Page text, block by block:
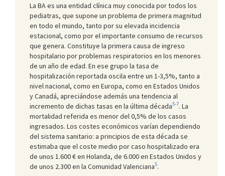
La BA es una entidad clínica muy conocida por todos los
pediatras, que supone un problema de primera magnitud
en todo el mundo, tanto por su elevada incidencia
estacional, como por el importante consumo de recursos
que genera. Constituye la primera causa de ingreso
hospitalario por problemas respiratorios en los menores
de un año de edad. En ese grupo la tasa de
hospitalización reportada oscila entre un 1-3,5%, tanto a
nivel nacional, como en Europa, como en Estados Unidos
y Canadá, apreciándose además una tendencia al
incremento de dichas tasas en la última década5-7. La
mortalidad referida es menor del 0,5% de los casos
ingresados. Los costes económicos varían dependiendo
del sistema sanitario: a principios de esta década se
estimaba que el coste medio por caso hospitalizado era
de unos 1.600 € en Holanda, de 6.000 en Estados Unidos y
de unos 2.300 en la Comunidad Valenciana5.